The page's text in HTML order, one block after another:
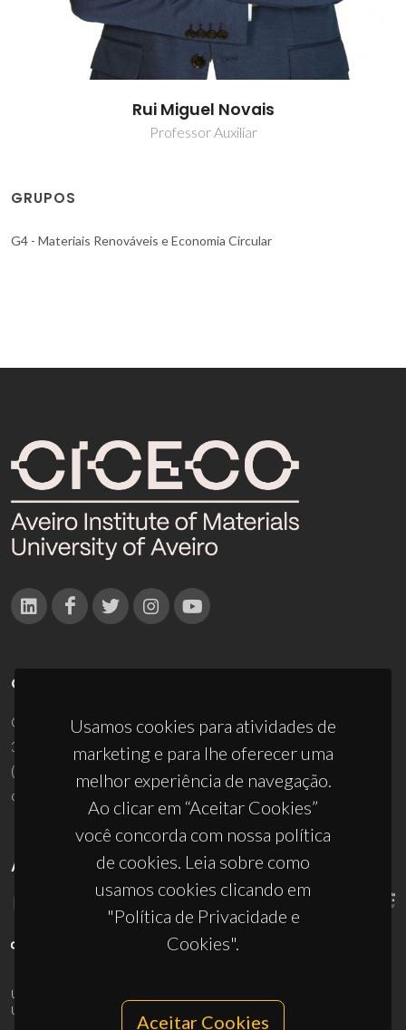
Rui Miguel Novais
Professor Auxiliar
GRUPOS
G4 - Materiais Renováveis e Economia Circular
Usamos cookies para atividades de
marketing e para lhe oferecer uma
melhor experiência de navegação.
Ao clicar em “Aceitar Cookies”
você concorda com nossa política
de cookies. Leia sobre como
usamos cookies clicando em
"Política de Privacidade e
Cookies".
Aceitar Cookies
CONTACTOS
Campus Universitário de Santiago
3810-193 Aveiro - Portugal
(+351) 234 370 200
ciceco@ua.pt
APOIOS
UID/PRR/50011/2025
UID/PRR2/50011/2025
10.54499/UID/PRR2/50011/2025